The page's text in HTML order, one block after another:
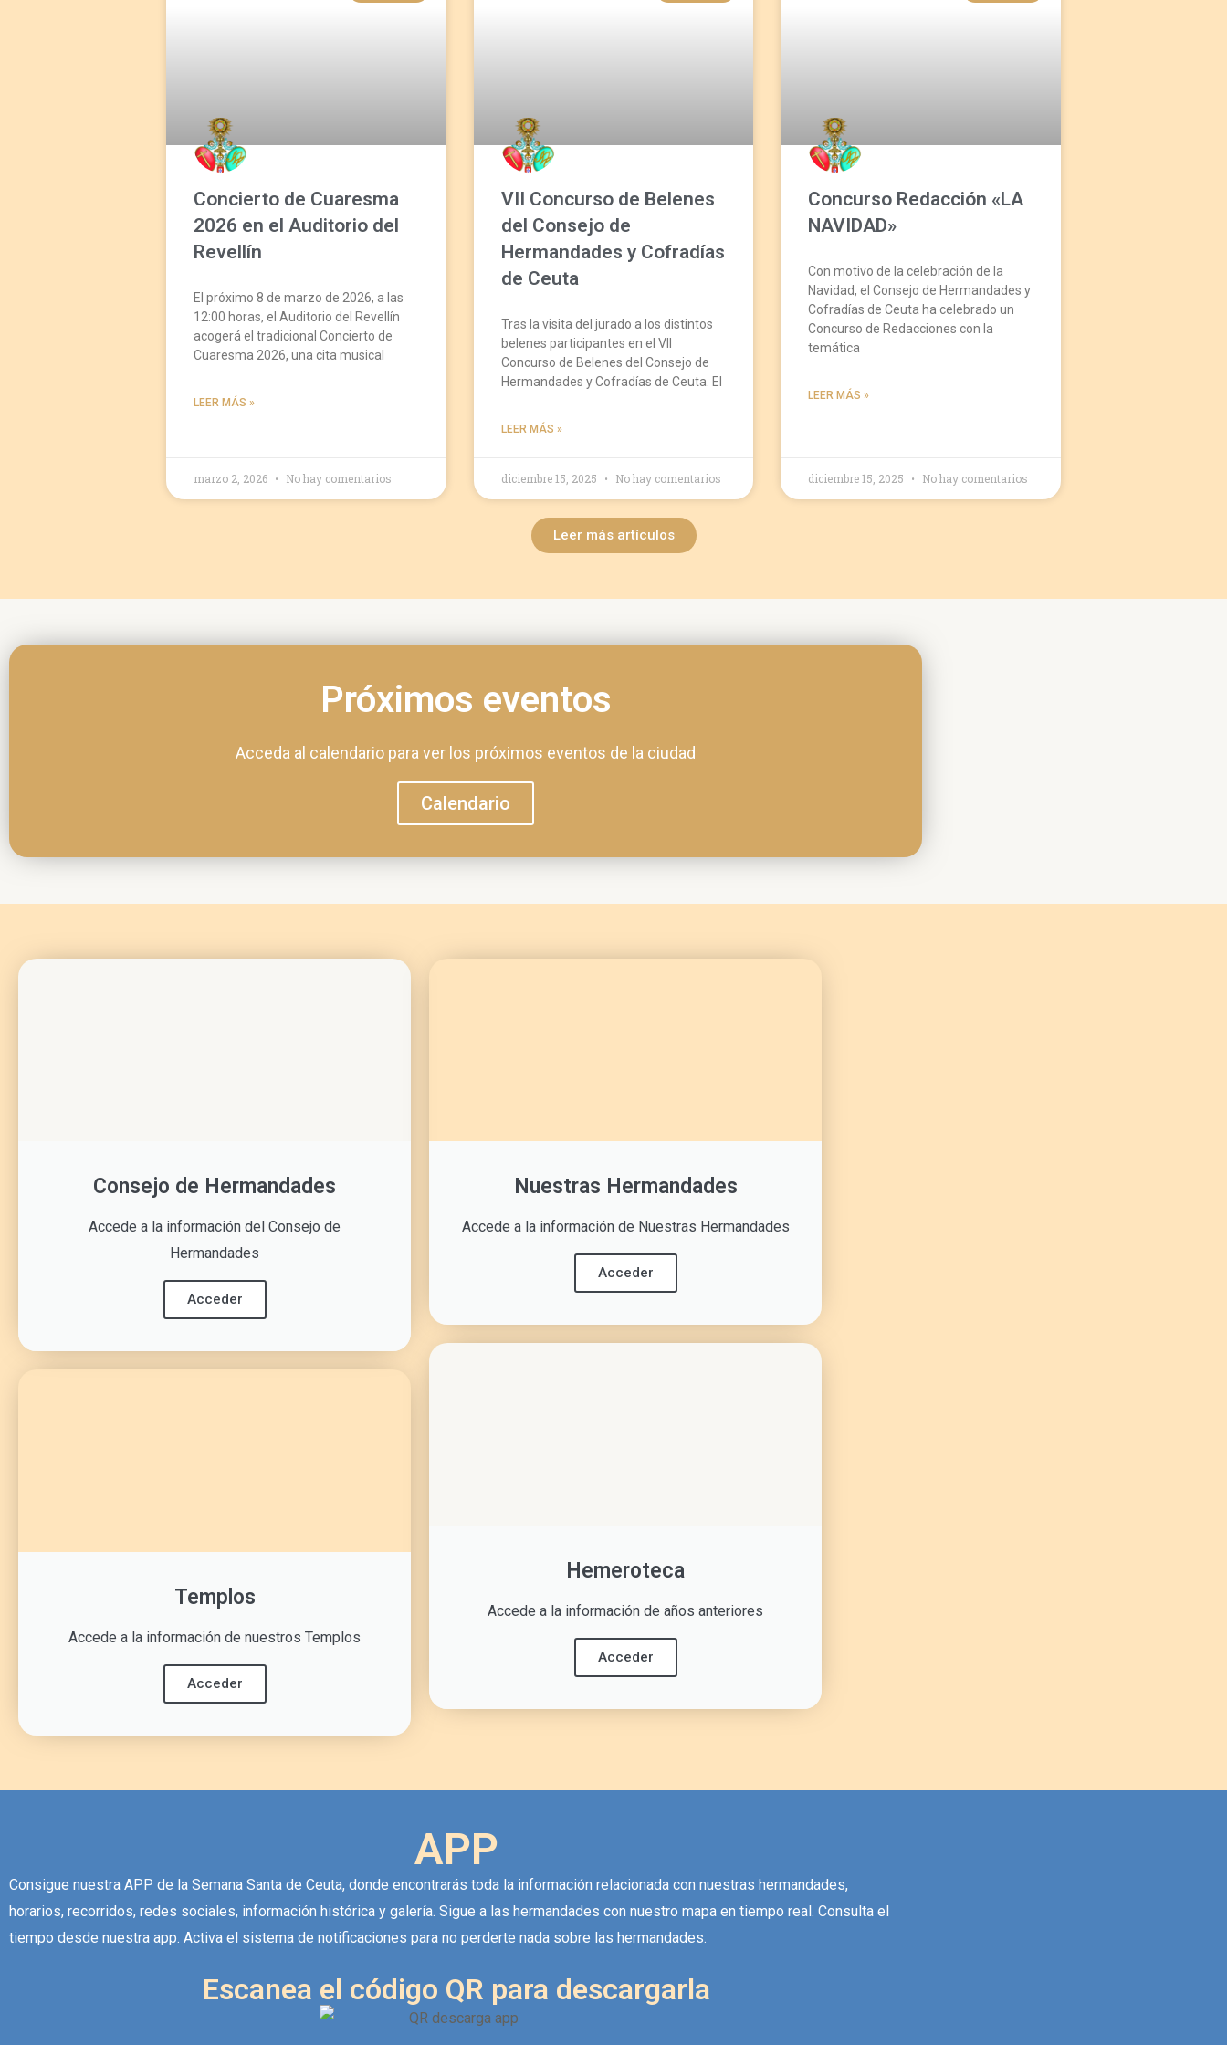
Concierto de Cuaresma
2026 en el Auditorio del
Revellín
El próximo 8 de marzo de 2026, a las
12:00 horas, el Auditorio del Revellín
acogerá el tradicional Concierto de
Cuaresma 2026, una cita musical
LEER MÁS »
marzo 2, 2026 No hay comentarios
VII Concurso de Belenes
del Consejo de
Hermandades y Cofradías
de Ceuta
Tras la visita del jurado a los distintos
belenes participantes en el VII
Concurso de Belenes del Consejo de
Hermandades y Cofradías de Ceuta. El
LEER MÁS »
diciembre 15, 2025 No hay comentarios
Concurso Redacción «LA
NAVIDAD»
Con motivo de la celebración de la
Navidad, el Consejo de Hermandades y
Cofradías de Ceuta ha celebrado un
Concurso de Redacciones con la
temática
LEER MÁS »
diciembre 15, 2025 No hay comentarios
Leer más artículos
Próximos eventos
Acceda al calendario para ver los próximos eventos de la ciudad
Calendario
Consejo de Hermandades
Accede a la información del Consejo de
Hermandades
Acceder
Templos
Accede a la información de nuestros Templos
Acceder
Nuestras Hermandades
Accede a la información de Nuestras Hermandades
Acceder
Hemeroteca
Accede a la información de años anteriores
Acceder
APP
Consigue nuestra APP de la Semana Santa de Ceuta, donde encontrarás toda la información relacionada con nuestras hermandades,
horarios, recorridos, redes sociales, información histórica y galería. Sigue a las hermandades con nuestro mapa en tiempo real. Consulta el
tiempo desde nuestra app. Activa el sistema de notificaciones para no perderte nada sobre las hermandades.
Escanea el código QR para descargarla